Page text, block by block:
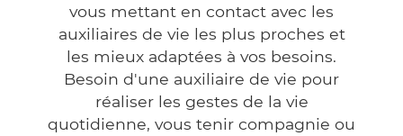
vous mettant en contact avec les
auxiliaires de vie les plus proches et
les mieux adaptées à vos besoins.
Besoin d'une auxiliaire de vie pour
réaliser les gestes de la vie
quotidienne, vous tenir compagnie ou